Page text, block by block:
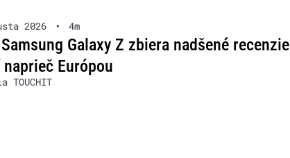
2026 • 4m
Galaxy Z zbiera nadšené recenzie
Európou
TOUCHIT